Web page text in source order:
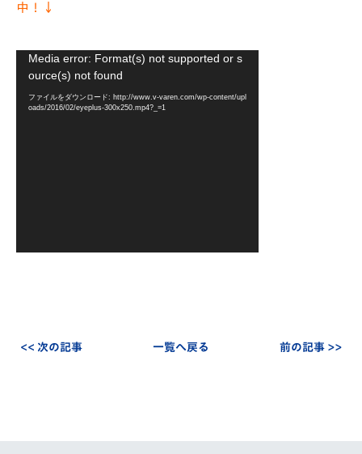
中！↓
Media error: Format(s) not supported or s
ource(s) not found
ファイルをダウンロード: http://www.v-varen.com/wp-content/upl
oads/2016/02/eyeplus-300x250.mp4?_=1
<< 次の記事 一覧へ戻る 前の記事 >>